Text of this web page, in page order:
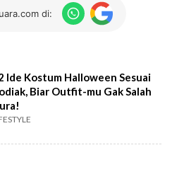
di:
Ide Kostum Halloween Sesuai
Biar Outfit-mu Gak Salah